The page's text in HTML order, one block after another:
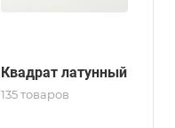
Квадрат латунный
135 товаров